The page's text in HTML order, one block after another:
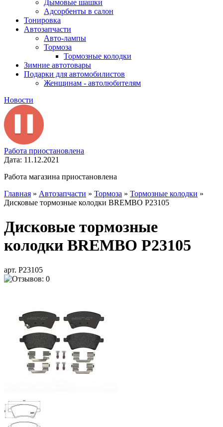
Дымовые шашки
Адсорбенты в салон
Тонировка
Автозапчасти
Авто-лампы
Тормоза
Тормозные колодки
Зимние автотовары
Подарки для автомобилистов
Женщинам - автолюбителям
Новости
Работа приостановлена
Дата: 11.12.2021
Работа магазина приостановлена
Главная » Автозапчасти » Тормоза » Тормозные колодки »
Дисковые тормозные колодки BREMBO P23105
Дисковые тормозные
колодки BREMBO P23105
арт. P23105